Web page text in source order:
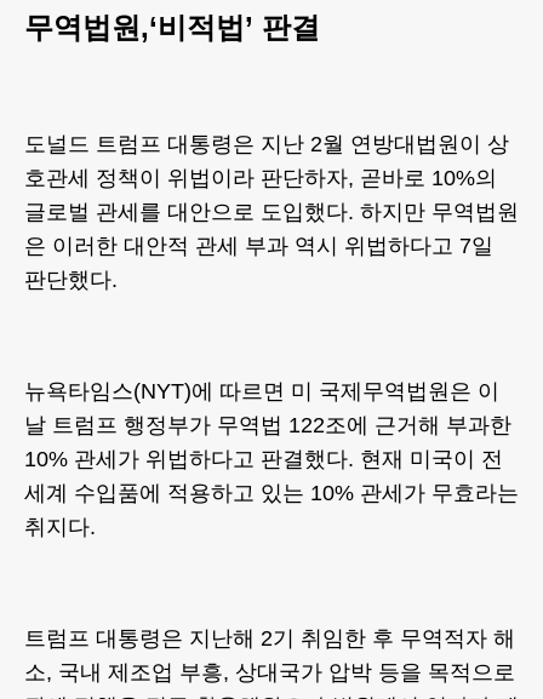
무역법원,‘비적법’ 판결
도널드 트럼프 대통령은 지난 2월 연방대법원이 상
호관세 정책이 위법이라 판단하자, 곧바로 10%의
글로벌 관세를 대안으로 도입했다. 하지만 무역법원
은 이러한 대안적 관세 부과 역시 위법하다고 7일
판단했다.
뉴욕타임스(NYT)에 따르면 미 국제무역법원은 이
날 트럼프 행정부가 무역법 122조에 근거해 부과한
10% 관세가 위법하다고 판결했다. 현재 미국이 전
세계 수입품에 적용하고 있는 10% 관세가 무효라는
취지다.
트럼프 대통령은 지난해 2기 취임한 후 무역적자 해
소, 국내 제조업 부흥, 상대국가 압박 등을 목적으로